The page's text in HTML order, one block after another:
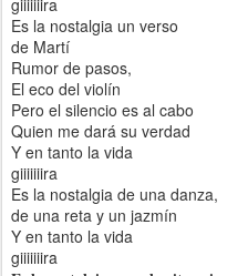
giiiiiiira
Es la nostalgia un verso
de Martí
Rumor de pasos,
El eco del violín
Pero el silencio es al cabo
Quien me dará su verdad
Y en tanto la vida
giiiiiiira
Es la nostalgia de una danza,
de una reta y un jazmín
Y en tanto la vida
giiiiiiira